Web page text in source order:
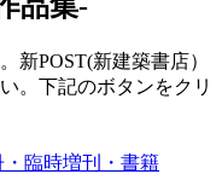
新POST(新建築書店）
。下記のボタンをクリ
・臨時増刊・書籍